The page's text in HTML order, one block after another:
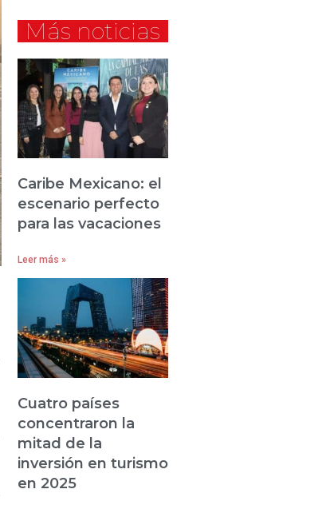
Más noticias
Caribe Mexicano: el
escenario perfecto
para las vacaciones
Leer más »
Cuatro países
concentraron la
mitad de la
inversión en turismo
en 2025